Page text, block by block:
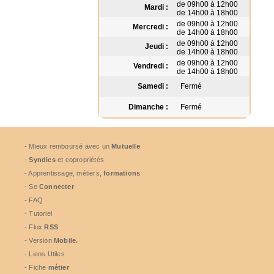
Mardi :
de 09h00 à 12h00
de 14h00 à 18h00
Mercredi :
de 09h00 à 12h00
de 14h00 à 18h00
Jeudi :
de 09h00 à 12h00
de 14h00 à 18h00
Vendredi :
de 09h00 à 12h00
de 14h00 à 18h00
Samedi :
Fermé
Dimanche : Fermé
- Mieux remboursé avec unMutuelle
-Syndicset copropriétés
- Apprentissage, métiers,formations
- Se Connecter
- FAQ
- Tutoriel
- FluxRSS
- Version Mobile.
- Liens Utiles
- Fiche métier